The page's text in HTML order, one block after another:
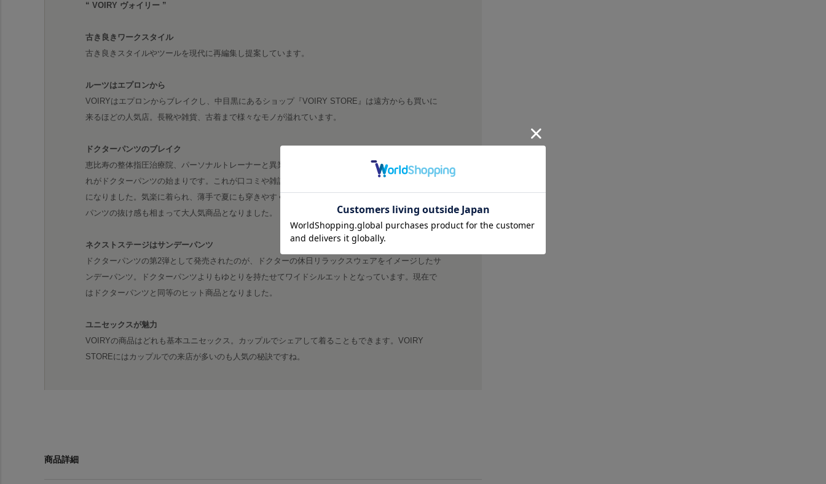
“ VOIRY ヴォイリー ”
古き良きワークスタイル
古き良きスタイルやツールを現代に再編集し提案しています。
ルーツはエプロンから
VOIRYはエプロンからブレイクし、中目黒にあるショップ『VOIRY STORE』は遠方からも買いに
来るほどの人気店。長靴や雑貨、古着まで様々なモノが溢れています。
ドクターパンツのブレイク
恵比寿の整体指圧治療院、パーソナルトレーナーと異業種コラボとして施術着をつくりました。そ
れがドクターパンツの始まりです。これが口コミや雑誌などで広まり、瞬く間にVOIRYの看板商品
になりました。気楽に着られ、薄手で夏にも穿きやすくカラバリも豊富で、ネーミングのドクター
パンツの抜け感も相まって大人気商品となりました。
ネクストステージはサンデーパンツ
ドクターパンツの第2弾として発売されたのが、ドクターの休日リラックスウェアをイメージしたサ
ンデーパンツ。ドクターパンツよりもゆとりを持たせてワイドシルエットとなっています。現在で
はドクターパンツと同等のヒット商品となりました。
ユニセックスが魅力
VOIRYの商品はどれも基本ユニセックス。カップルでシェアして着ることもできます。VOIRY
STOREにはカップルでの来店が多いのも人気の秘訣ですね。
商品詳細